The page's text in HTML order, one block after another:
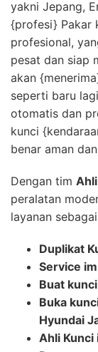
yakni Jepang,
{profesi} Pakar
profesional,
pesat dan siap
akan
seperti baru
otomatis dan
kunci
benar aman
Dengan tim
peralatan
layanan
Duplikat
Service
Buat
Buka
Hyundai
Ahli Kunci